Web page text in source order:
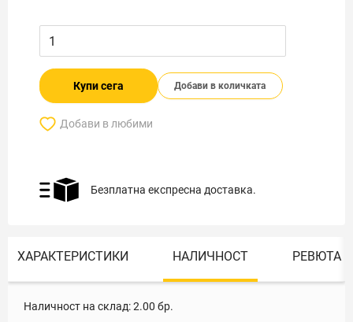
Купи сега Добави в количката
Добави в любими
Безплатна експресна доставка.
ХАРАКТЕРИСТИКИ НАЛИЧНОСТ РЕВЮТА
Наличност на склад:2.00 бр.